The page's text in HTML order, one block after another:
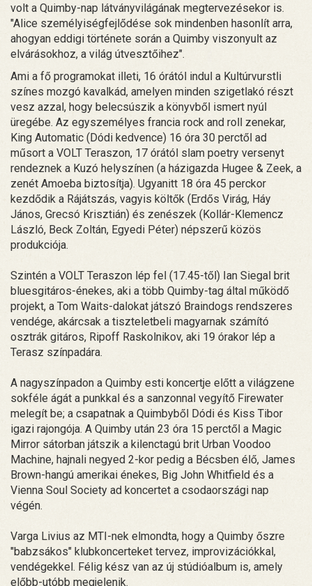
volt a Quimby-nap látványvilágának megtervezésekor is.
"Alice személyiségfejlődése sok mindenben hasonlít arra,
ahogyan eddigi története során a Quimby viszonyult az
elvárásokhoz, a világ útvesztőihez".
Ami a fő programokat illeti, 16 órától indul a Kultúrvurstli
színes mozgó kavalkád, amelyen minden szigetlakó részt
vesz azzal, hogy belecsúszik a könyvből ismert nyúl
üregébe. Az egyszemélyes francia rock and roll zenekar,
King Automatic (Dódi kedvence) 16 óra 30 perctől ad
műsort a VOLT Teraszon, 17 órától slam poetry versenyt
rendeznek a Kuzó helyszínen (a házigazda Hugee & Zeek, a
zenét Amoeba biztosítja). Ugyanitt 18 óra 45 perckor
kezdődik a Rájátszás, vagyis költők (Erdős Virág, Háy
János, Grecsó Krisztián) és zenészek (Kollár-Klemencz
László, Beck Zoltán, Egyedi Péter) népszerű közös
produkciója.
Szintén a VOLT Teraszon lép fel (17.45-től) Ian Siegal brit
bluesgitáros-énekes, aki a több Quimby-tag által működő
projekt, a Tom Waits-dalokat játszó Braindogs rendszeres
vendége, akárcsak a tiszteletbeli magyarnak számító
osztrák gitáros, Ripoff Raskolnikov, aki 19 órakor lép a
Terasz színpadára.
A nagyszínpadon a Quimby esti koncertje előtt a világzene
sokféle ágát a punkkal és a sanzonnal vegyítő Firewater
melegít be; a csapatnak a Quimbyből Dódi és Kiss Tibor
igazi rajongója. A Quimby után 23 óra 15 perctől a Magic
Mirror sátorban játszik a kilenctagú brit Urban Voodoo
Machine, hajnali negyed 2-kor pedig a Bécsben élő, James
Brown-hangú amerikai énekes, Big John Whitfield és a
Vienna Soul Society ad koncertet a csodaországi nap
végén.
Varga Livius az MTI-nek elmondta, hogy a Quimby őszre
"babzsákos" klubkoncerteket tervez, improvizációkkal,
vendégekkel. Félig kész van az új stúdióalbum is, amely
előbb-utóbb megjelenik.